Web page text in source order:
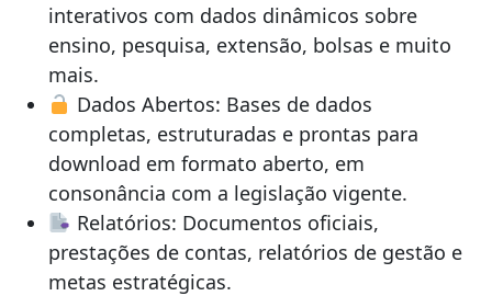
interativos com dados dinâmicos sobre
ensino, pesquisa, extensão, bolsas e muito
mais.
Dados Abertos: Bases de dados
completas, estruturadas e prontas para
download em formato aberto, em
consonância com a legislação vigente.
Relatórios: Documentos oficiais,
prestações de contas, relatórios de gestão e
metas estratégicas.